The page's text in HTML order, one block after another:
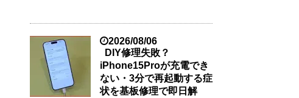
2026/08/06
DIY修理失敗？
iPhone15Proが充電でき
ない・3分で再起動する症
状を基板修理で即日解